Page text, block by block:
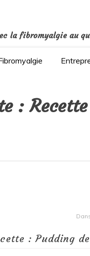
la fibromyalgie au
:
: Pudding